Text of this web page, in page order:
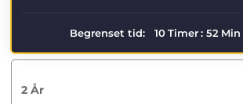
Begrenset tid: 10 Timer : 52 Min
2 År